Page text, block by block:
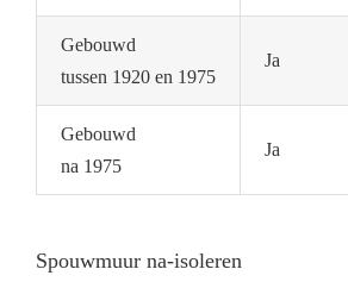
Gebouwd
tussen 1920 en 1975
Ja
Gebouwd
na 1975
Ja
Spouwmuur na-isoleren